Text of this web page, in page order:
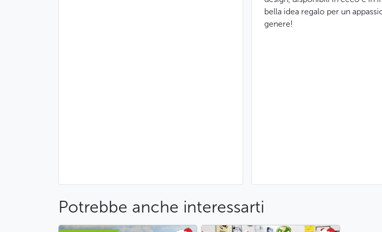
bella idea regalo per un
genere!
Potrebbe anche interessarti